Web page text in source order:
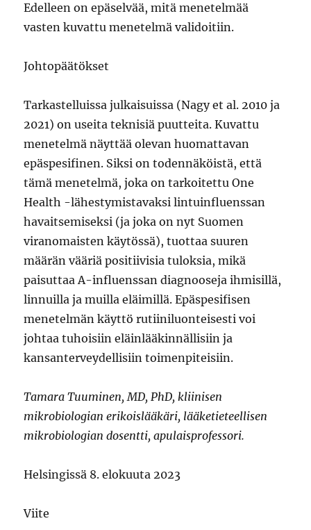
Edelleen on epäselvää, mitä menetelmää
vasten kuvattu menetelmä validoitiin.
Johtopäätökset
Tarkastelluissa julkaisuissa (Nagy et al. 2010 ja
2021) on useita teknisiä puutteita. Kuvattu
menetelmä näyttää olevan huomattavan
epäspesifinen. Siksi on todennäköistä, että
tämä menetelmä, joka on tarkoitettu One
Health -lähestymistavaksi lintuinfluenssan
havaitsemiseksi (ja joka on nyt Suomen
viranomaisten käytössä), tuottaa suuren
määrän vääriä positiivisia tuloksia, mikä
paisuttaa A-influenssan diagnooseja ihmisillä,
linnuilla ja muilla eläimillä. Epäspesifisen
menetelmän käyttö rutiiniluonteisesti voi
johtaa tuhoisiin eläinlääkinnällisiin ja
kansanterveydellisiin toimenpiteisiin.
Tamara Tuuminen, MD, PhD, kliinisen
mikrobiologian erikoislääkäri, lääketieteellisen
mikrobiologian dosentti, apulaisprofessori.
Helsingissä 8. elokuuta 2023
Viite